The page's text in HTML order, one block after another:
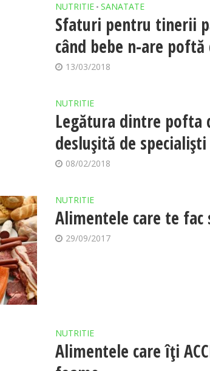
NUTRITIE • SANATATE
Sfaturi pentru tinerii
când bebe n-are poftă
13/03/2018
NUTRITIE
Legătura dintre pofta
deslușită de specialiști
08/02/2018
NUTRITIE
Alimentele care te fac
29/09/2017
NUTRITIE
Alimentele care îți